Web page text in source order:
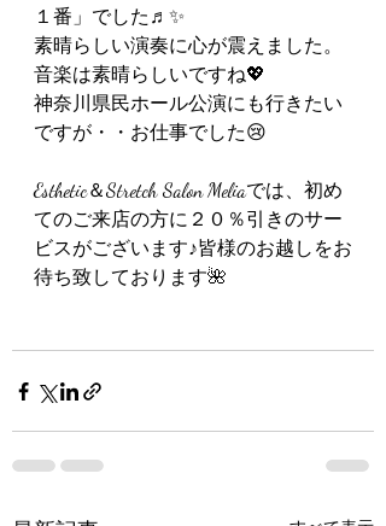
１番」でした♬✨
素晴らしい演奏に心が震えました。
音楽は素晴らしいですね💖
神奈川県民ホール公演にも行きたい
ですが・・お仕事でした😢
Esthetic＆Stretch Salon Meliaでは、初め
てのご来店の方に２０％引きのサー
ビスがございます♪皆様のお越しをお
待ち致しております🌺